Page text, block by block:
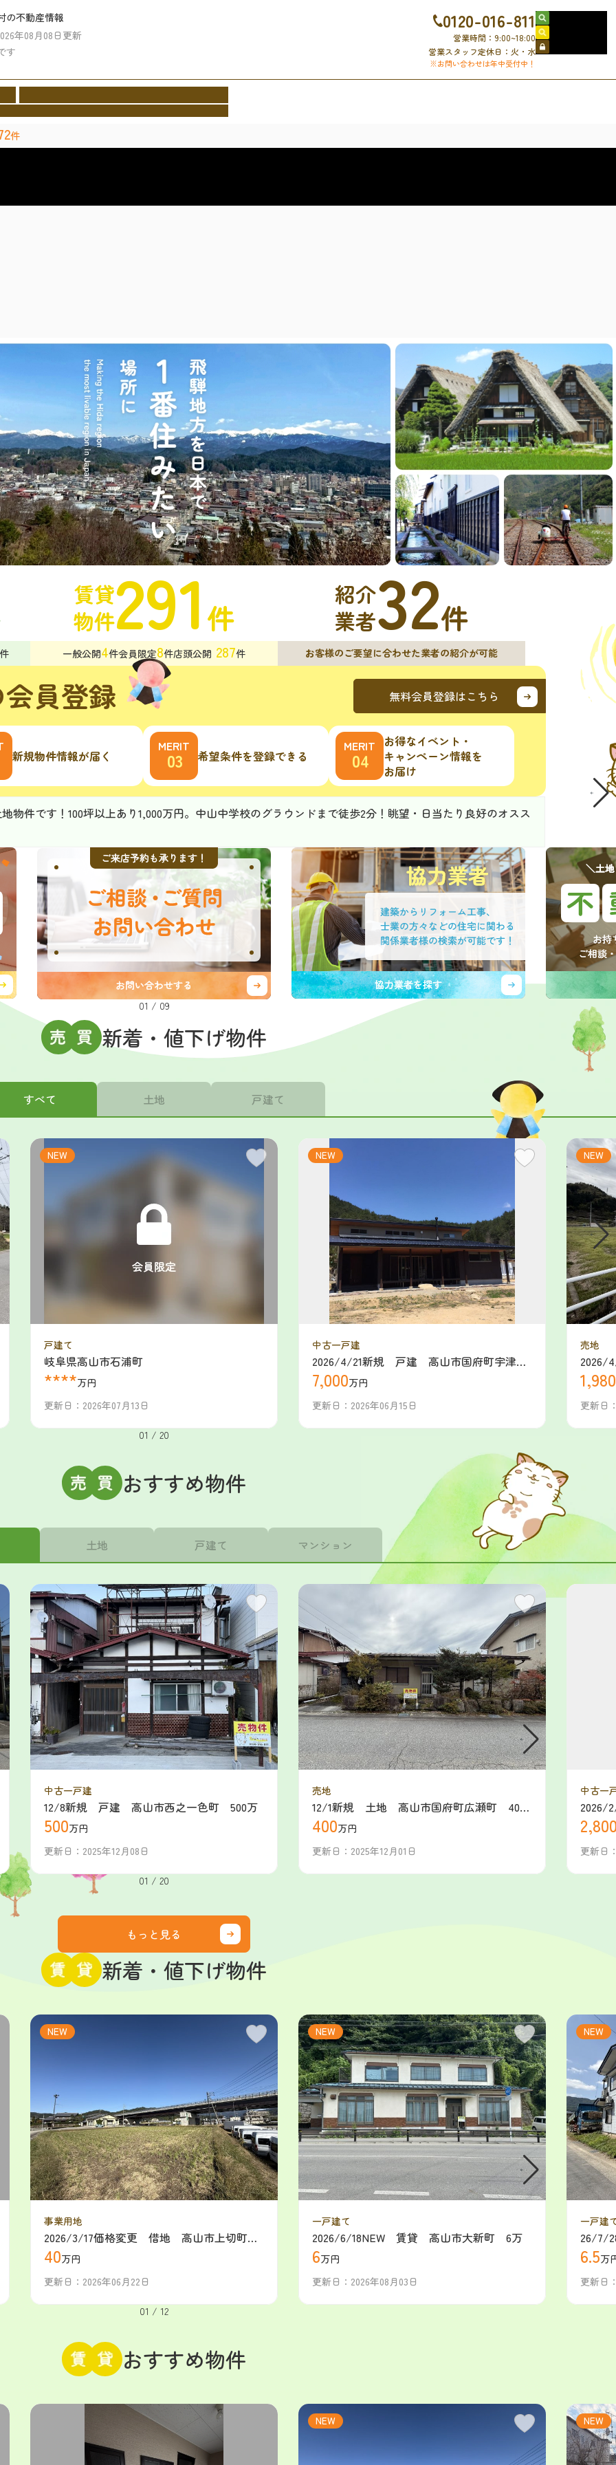
の不動産情報
年08月08日更新
す
0120-016-811
営業時間：9:00~18:00
営業スタッフ定休日：火・水
※お問い合わせは年中受付中！
件
件
賃貸
物件291件
一般公開4件会員限定8件店頭公開 287件
紹介
業者32件
お客様のご要望に合わせた業者の紹介が可能
員登録 無料会員登録はこちら
新規物件情報が届く 希望条件を登録できる
お得なイベント・
キャンペーン情報を
お届け
件です！100坪以上あり1,000万円。中山中学校のグラウンドまで徒歩2分！眺望・日当たり良好のオスス
01 / 09
新着・値下げ物件
すべて 土地 戸建て
NEW
戸建て
岐阜県高山市石浦町
****万円
更新日：2026年07月13日
NEW
中古一戸建
2026/4/21新規 戸建 高山市国府町宇津
江 7000万
7,000万円
更新日：2026年06月15日
NEW
売地
2026/
町
1,980
更新日
01 / 20
おすすめ物件
土地 戸建て マンション
中古一戸建
12/8新規 戸建 高山市西之一色町 500万
500万円
更新日：2025年12月08日
売地
12/1新規 土地 高山市国府町広瀬町 400
万
400万円
更新日：2025年12月01日
中古一
2026/
2800
更新日
01 / 20
もっと見る
新着・値下げ物件
NEW
事業用地
2026/3/17価格変更 借地 高山市上切町
月額40万（2025/11/26新規）
40万円
更新日：2026年06月22日
NEW
一戸建て
2026/6/18NEW 賃貸 高山市大新町 6万
6万円
更新日：2026年08月03日
NEW
一戸建
26/7/
万円
6.5万
更新日
01 / 12
おすすめ物件
NEW NEW